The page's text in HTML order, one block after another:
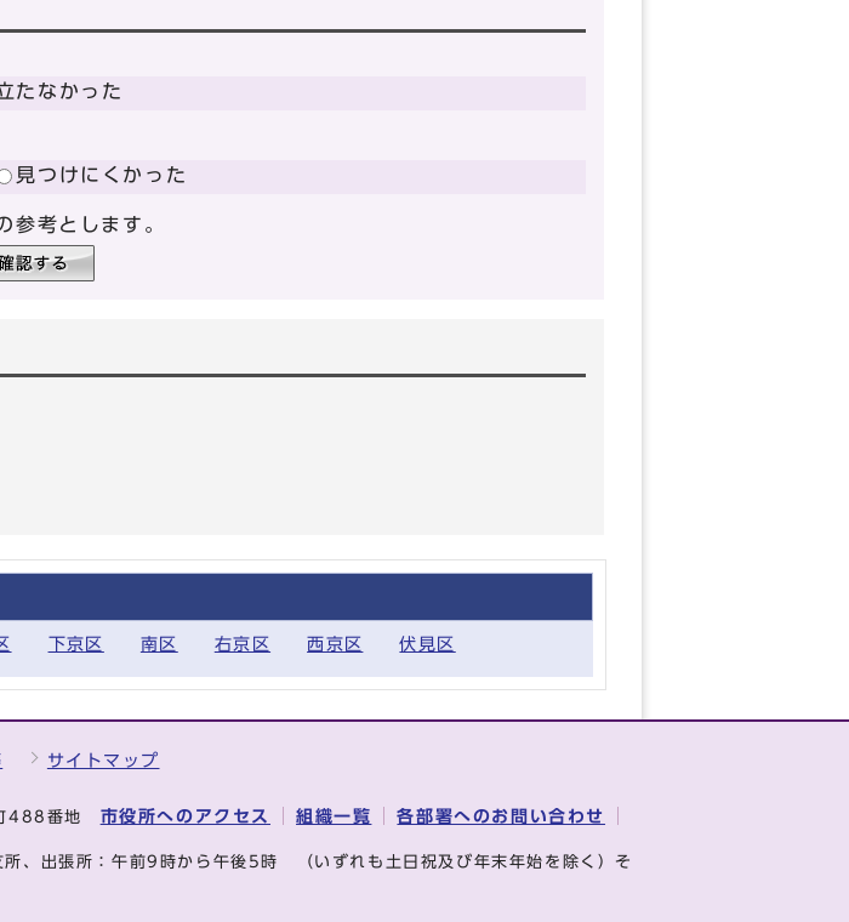
たなかった
見つけにくかった
参考とします。
下京区 南区 右京区 西京区 伏見区
サイトマップ
488番地 市役所へのアクセス 組織一覧 各部署へのお問い合わせ
所、出張所：午前9時から午後5時 （いずれも土日祝及び年末年始を除く）そ